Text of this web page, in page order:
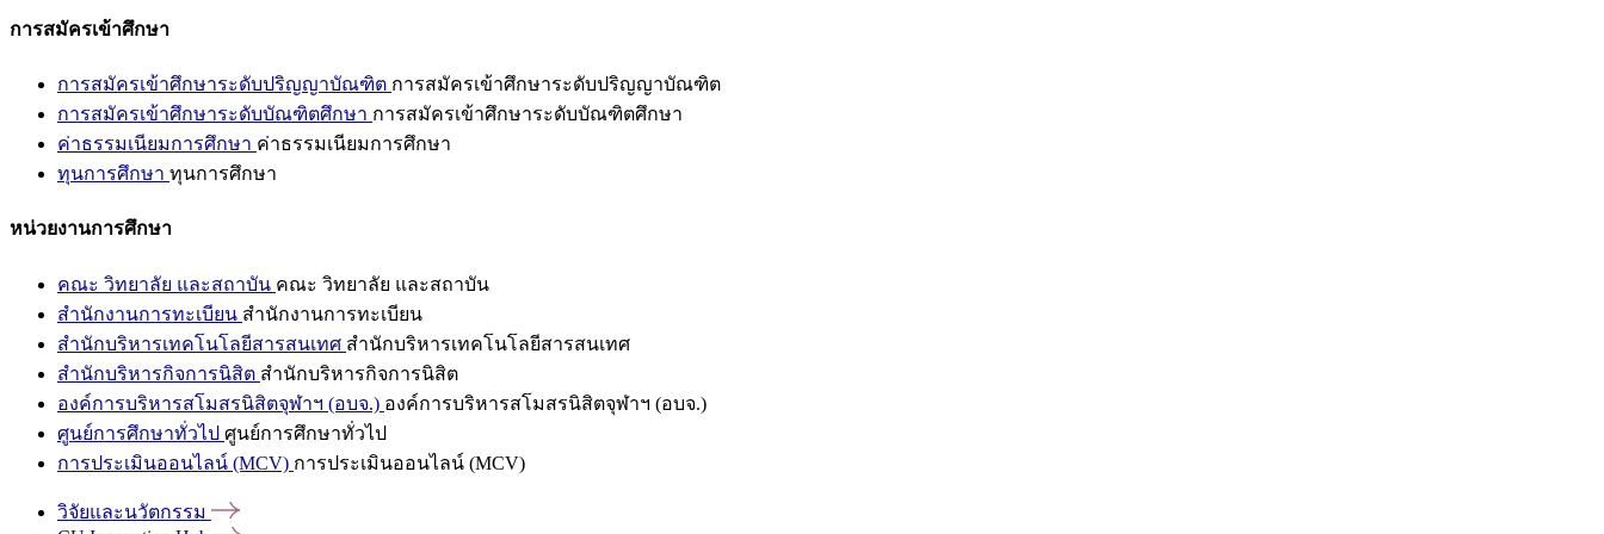
การสมัครเข้าศึกษา
การสมัครเข้าศึกษาระดับปริญญาบัณฑิต การสมัครเข้าศึกษาระดับปริญญาบัณฑิต
การสมัครเข้าศึกษาระดับบัณฑิตศึกษา การสมัครเข้าศึกษาระดับบัณฑิตศึกษา
ค่าธรรมเนียมการศึกษา ค่าธรรมเนียมการศึกษา
ทุนการศึกษา ทุนการศึกษา
หน่วยงานการศึกษา
คณะ วิทยาลัย และสถาบัน คณะ วิทยาลัย และสถาบัน
สำนักงานการทะเบียน สำนักงานการทะเบียน
สำนักบริหารเทคโนโลยีสารสนเทศ สำนักบริหารเทคโนโลยีสารสนเทศ
สำนักบริหารกิจการนิสิต สำนักบริหารกิจการนิสิต
องค์การบริหารสโมสรนิสิตจุฬาฯ (อบจ.) องค์การบริหารสโมสรนิสิตจุฬาฯ (อบจ.)
ศูนย์การศึกษาทั่วไป ศูนย์การศึกษาทั่วไป
การประเมินออนไลน์ (MCV) การประเมินออนไลน์ (MCV)
วิจัยและนวัตกรรม